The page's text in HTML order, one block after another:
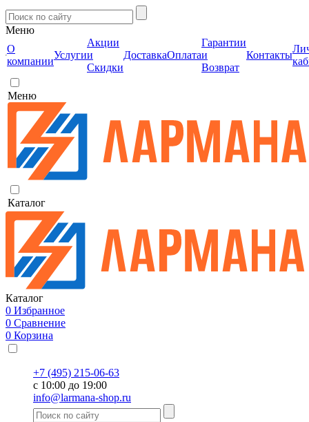
Меню
О
компании
Услуги
Акции
и
Скидки
ДоставкаОплата
Гарантии
и
Возврат
Контакты
Меню
Каталог
Каталог
0 Избранное
0 Сравнение
0 Корзина
+7 (495) 215-06-63
с 10:00 до 19:00
info@larmana-shop.ru